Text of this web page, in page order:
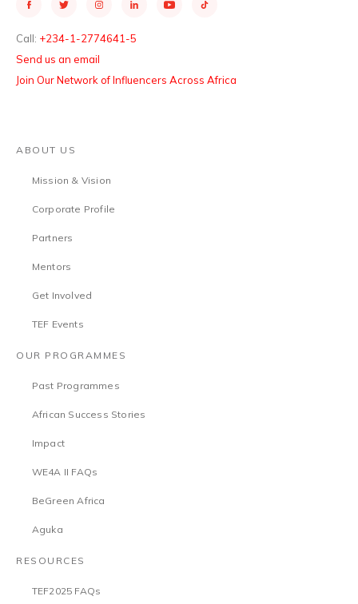
Call: +234-1-2774641-5
Send us an email
Join Our Network of Influencers Across Africa
ABOUT US
Mission & Vision
Corporate Profile
Partners
Mentors
Get Involved
TEF Events
OUR PROGRAMMES
Past Programmes
African Success Stories
Impact
WE4A II FAQs
BeGreen Africa
Aguka
RESOURCES
TEF2025 FAQs